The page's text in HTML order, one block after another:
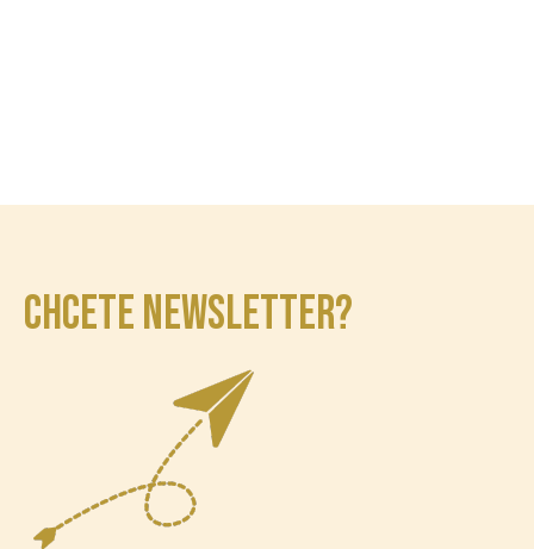
CHCETE NEWSLETTER?